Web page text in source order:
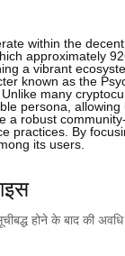
within the
approximately
a vibrant
known as the
many
persona,
a robust
practices. By
its users.
होने के बाद की